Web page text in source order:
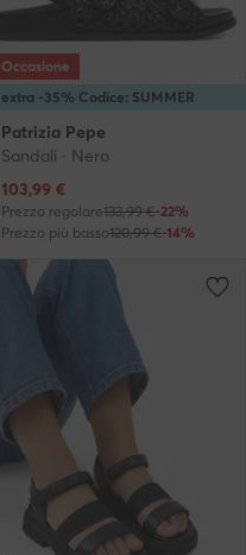
extra -35% Codice: SUMMER
Occasione
Patrizia Pepe
Sandali · Nero
Prezzo attuale
103,99 €
Prezzo regolare133,99 €-22%
Prezzo più basso120,99 €-14%